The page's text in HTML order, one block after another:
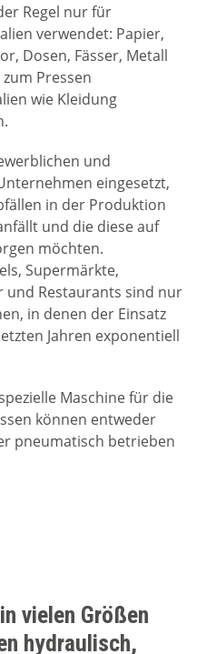
Regel nur für
verwendet: Papier,
Dosen, Fässer, Metall
Pressen
wie Kleidung
und
eingesetzt,
in der Produktion
und die diese auf
möchten.
Supermärkte,
und Restaurants sind nur
in denen der Einsatz
Jahren exponentiell
Maschine für die
können entweder
pneumatisch betrieben
vielen Größen
hydraulisch,